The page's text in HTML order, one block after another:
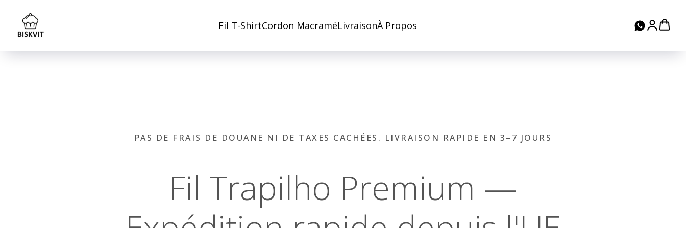
Fil T-ShirtCordon MacraméLivraisonÀ Propos
PAS DE FRAIS DE DOUANE NI DE TAXES CACHÉES. LIVRAISON RAPIDE EN 3–7 JOURS
Fil Trapilho Premium —